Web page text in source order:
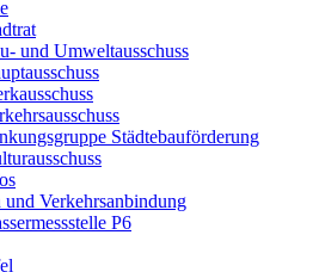
und Umweltausschuss
Städtebauförderung
und Verkehrsanbindung
P6